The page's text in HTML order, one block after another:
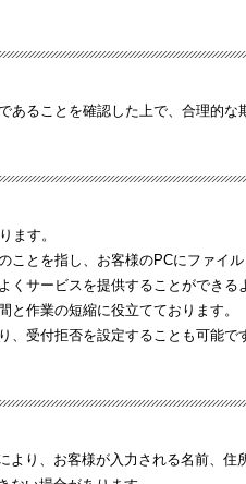
ることを確認した上で、合理的な
ます。
とを指し、お客様のPCにファイル
サービスを提供することができる
作業の短縮に役立てております。
受付拒否を設定することも可能で
り、お客様が入力される名前、住